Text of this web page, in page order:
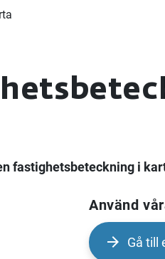
fastighetsbeteckning i
Använd
Gå till